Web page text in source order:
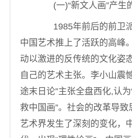
(一)“新文人画”产生
1985年前后的前卫
中国艺术推上了活跃的高峰
动以激进的反传统的文化姿
自己的艺术主张。李小山震
途末日论”主张全盘西化,认
救中国画”。社会的改革导致
艺术界发生了深刻的变化，